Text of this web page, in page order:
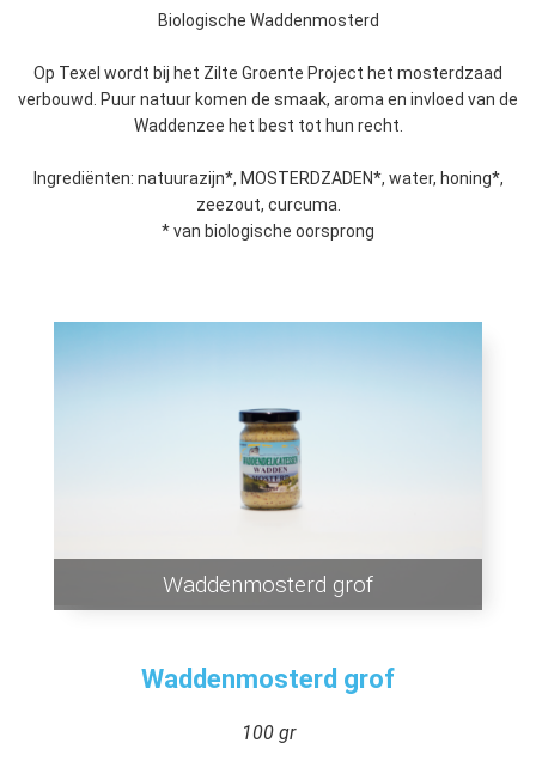
Biologische Waddenmosterd
Op Texel wordt bij het Zilte Groente Project het mosterdzaad
verbouwd. Puur natuur komen de smaak, aroma en invloed van de
Waddenzee het best tot hun recht.
Ingrediënten: natuurazijn*, MOSTERDZADEN*, water, honing*,
zeezout, curcuma.
* van biologische oorsprong
Waddenmosterd grof
Waddenmosterd grof
100 gr